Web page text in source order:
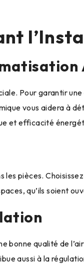
Pour garantir
vous aidera à
et efficacité
les pièces.
qu’ils soient
bonne qualité de
aussi à la